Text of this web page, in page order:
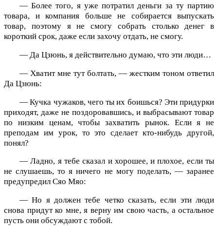
— Более того, я уже потратил деньги за ту партию
товара, и компания больше не собирается выпускать
товар, поэтому я не смогу собрать столько денег в
короткий срок, даже если захочу отдать, не смогу.
— Да Цзюнь, я действительно думаю, что эти люди…
— Хватит мне тут болтать, — жестким тоном ответил
Да Цзюнь:
— Кучка чужаков, чего ты их боишься? Эти придурки
приходят, даже не поздоровавшись, и выбрасывают товар
по низким ценам, чтобы захватить рынок. Если я не
преподам им урок, то это сделает кто-нибудь другой,
понял?
— Ладно, я тебе сказал и хорошее, и плохое, если ты
не слушаешь, то я ничего не могу поделать, — заранее
предупредил Сяо Мяо:
— Но я должен тебе четко сказать, если эти люди
снова придут ко мне, я верну им свою часть, а остальное
пусть они обсуждают с тобой.